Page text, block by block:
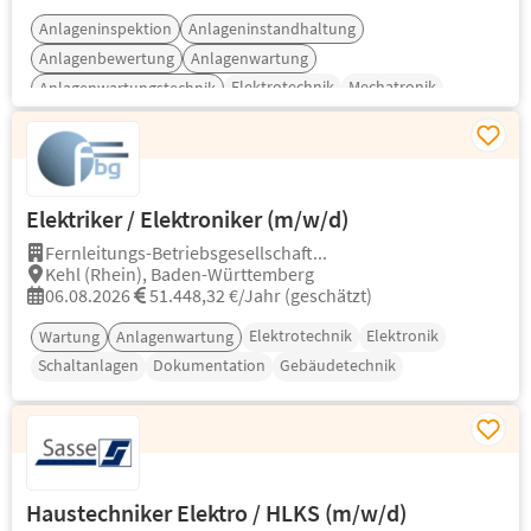
Anlageninspektion
Anlageninstandhaltung
Anlagenbewertung
Anlagenwartung
Anlagenwartungstechnik
Elektrotechnik Mechatronik
Elektriker / Elektroniker (m/w/d)
Fernleitungs-Betriebsgesellschaft...
Kehl (Rhein), Baden-Württemberg
06.08.2026
51.448,32 €/Jahr (geschätzt)
Wartung Anlagenwartung Elektrotechnik
Elektronik
Schaltanlagen
Dokumentation Gebäudetechnik
Haustechniker Elektro / HLKS (m/w/d)